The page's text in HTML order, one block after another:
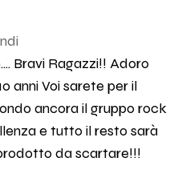
Bravi Ragazzi!! Adoro
anni Voi sarete per il
ancora il gruppo rock
e tutto il resto sarà
da scartare!!!